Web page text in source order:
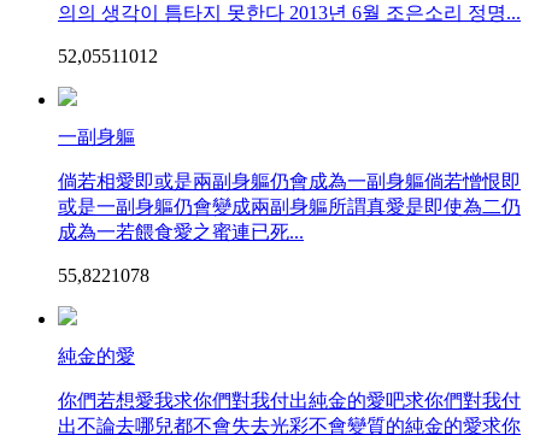
의의 생각이 틈타지 못한다 2013년 6월 조은소리 정명...
52,05511012
一副身軀
倘若相愛即或是兩副身軀仍會成為一副身軀倘若憎恨即
或是一副身軀仍會變成兩副身軀所謂真愛是即使為二仍
成為一若餵食愛之蜜連已死...
55,8221078
純金的愛
你們若想愛我求你們對我付出純金的愛吧求你們對我付
出不論去哪兒都不會失去光彩不會變質的純金的愛求你